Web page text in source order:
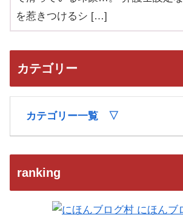
を惹きつけるシ […]
カテゴリー
カテゴリー一覧 ▽
ranking